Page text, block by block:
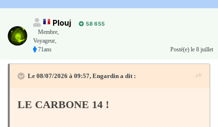
Plouj
58 655
Membre,
Voyageur,
71ans
Posté(e) le 8 juillet
Le 08/07/2026 à 09:57, Engardin a dit :
LE CARBONE 14 !